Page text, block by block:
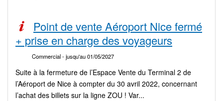
Point de vente Aéroport Nice fermé
+ prise en charge des voyageurs
Commercial- jusqu'au 01/05/2027
Suite à la fermeture de l’Espace Vente du Terminal 2 de
l’Aéroport de Nice à compter du 30 avril 2022, concernant
l’achat des billets sur la ligne ZOU ! Var...